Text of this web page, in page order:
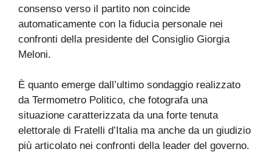
consenso verso il partito non coincide
automaticamente con la fiducia personale nei
confronti della presidente del Consiglio Giorgia
Meloni.
È quanto emerge dall’ultimo sondaggio realizzato
da Termometro Politico, che fotografa una
situazione caratterizzata da una forte tenuta
elettorale di Fratelli d’Italia ma anche da un giudizio
più articolato nei confronti della leader del governo.